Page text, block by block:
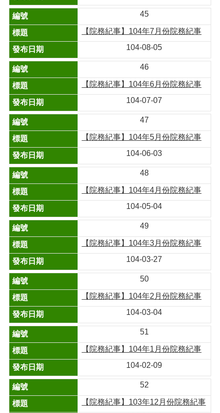
45
【院務紀事】104年7月份院務紀事
104-08-05
46
【院務紀事】104年6月份院務紀事
104-07-07
47
【院務紀事】104年5月份院務紀事
104-06-03
48
【院務紀事】104年4月份院務紀事
104-05-04
49
【院務紀事】104年3月份院務紀事
104-03-27
50
【院務紀事】104年2月份院務紀事
104-03-04
51
【院務紀事】104年1月份院務紀事
104-02-09
52
【院務紀事】103年12月份院務紀事